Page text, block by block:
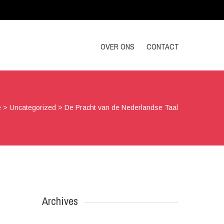
OVER ONS CONTACT
>Uncategorized >De Pracht van de Nederlandse Taal
Archives